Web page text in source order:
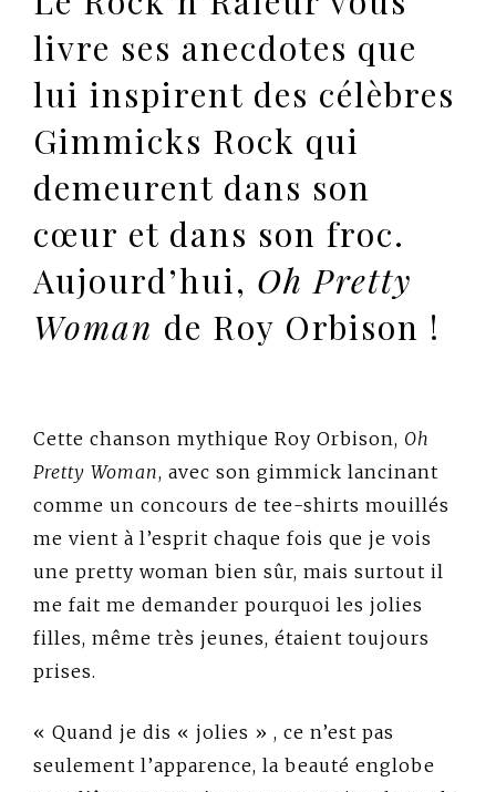
livre ses anecdotes que
lui inspirent des célèbres
Gimmicks Rock qui
demeurent dans son
cœur et dans son froc.
Aujourd’hui, Oh Pretty
Woman de Roy Orbison !
Cette chanson mythique Roy Orbison, Oh
Pretty Woman, avec son gimmick lancinant
comme un concours de tee-shirts mouillés
me vient à l’esprit chaque fois que je vois
une pretty woman bien sûr, mais surtout il
me fait me demander pourquoi les jolies
filles, même très jeunes, étaient toujours
prises.
« Quand je dis « jolies » , ce n’est pas
seulement l’apparence, la beauté englobe